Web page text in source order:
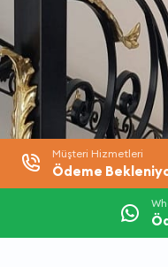
Müşteri Hizmetleri
Ödeme